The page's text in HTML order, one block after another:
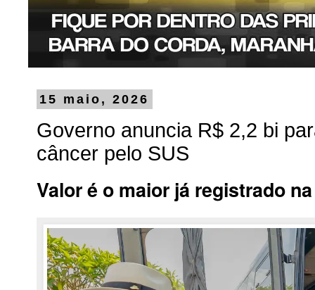
15 maio, 2026
Governo anuncia R$ 2,2 bi
câncer pelo SUS
Valor é o maior já registrado